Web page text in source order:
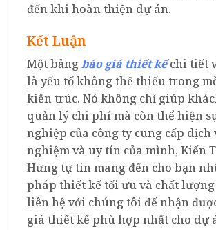
đến khi hoàn thiện dự án.
Kết Luận
Một bảngbáo giá thiết kếchi tiết
là yếu tố không thể thiếu trong
kiến trúc. Nó không chỉ giúp
quản lý chi phí mà còn thể hiện
nghiệp của công ty cung cấp
nghiệm và uy tín của mình, Kiến
Hưng tự tin mang đến cho bạn
pháp thiết kế tối ưu và chất
liên hệ với chúng tôi để nhận
giá thiết kế phù hợp nhất cho dự